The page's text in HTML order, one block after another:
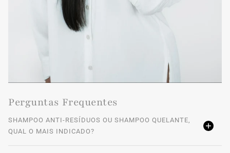
Perguntas Frequentes
SHAMPOO ANTI-RESÍDUOS OU SHAMPOO QUELANTE,
QUAL O MAIS INDICADO?